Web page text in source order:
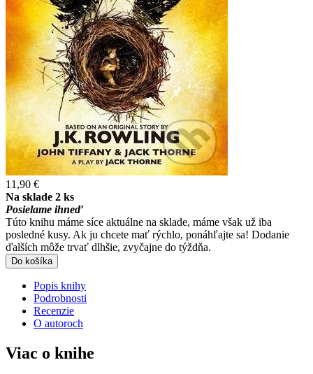
11,90 €
Na sklade 2 ks
Posielame ihneď
Túto knihu máme síce aktuálne na sklade, máme však už iba
posledné kusy. Ak ju chcete mať rýchlo, ponáhľajte sa! Dodanie
ďalších môže trvať dlhšie, zvyčajne do týždňa.
Do košíka
Popis knihy
Podrobnosti
Recenzie
O autoroch
Viac o knihe